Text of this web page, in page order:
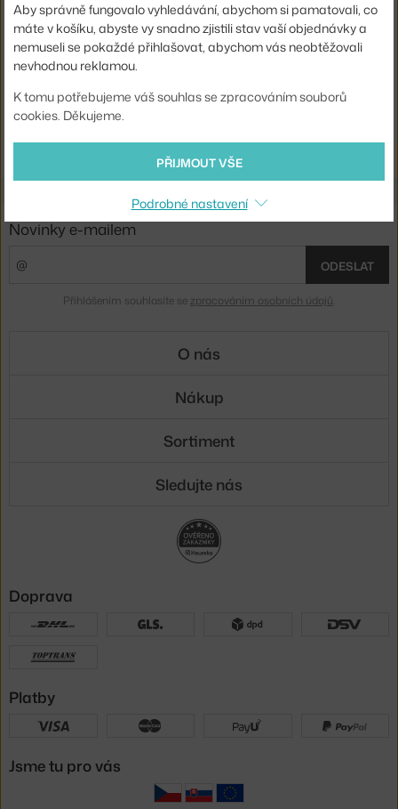
LED LAMPA E27, OLIVE
MUUTO
Skladem 1 ks, 1 790 Kč
LED LAMPA E27, DARK GREEN
MUUTO
Skladem 5 ks, 1 790 Kč
Ste zo Slovenska? Prejdite naZávesné objímky a tienidlá
Shopping from the EU? Switch to
shades
Aby správně fungovalo vyhledávání, abychom si pamatovali, co
máte v košíku, abyste vy snadno zjistili stav vaší objednávky a
nemuseli se pokaždé přihlašovat, abychom vás neobtěžovali
nevhodnou reklamou.
K tomu potřebujeme váš souhlas se zpracováním souborů
cookies. Děkujeme.
PŘIJMOUT VŠE
Podrobné nastavení
Novinky e-mailem
ODESLAT
Přihlášením souhlasíte se zpracováním osobních údajů
O nás
Nákup
Sortiment
Sledujte nás
Doprava
Platby
Jsme tu pro vás